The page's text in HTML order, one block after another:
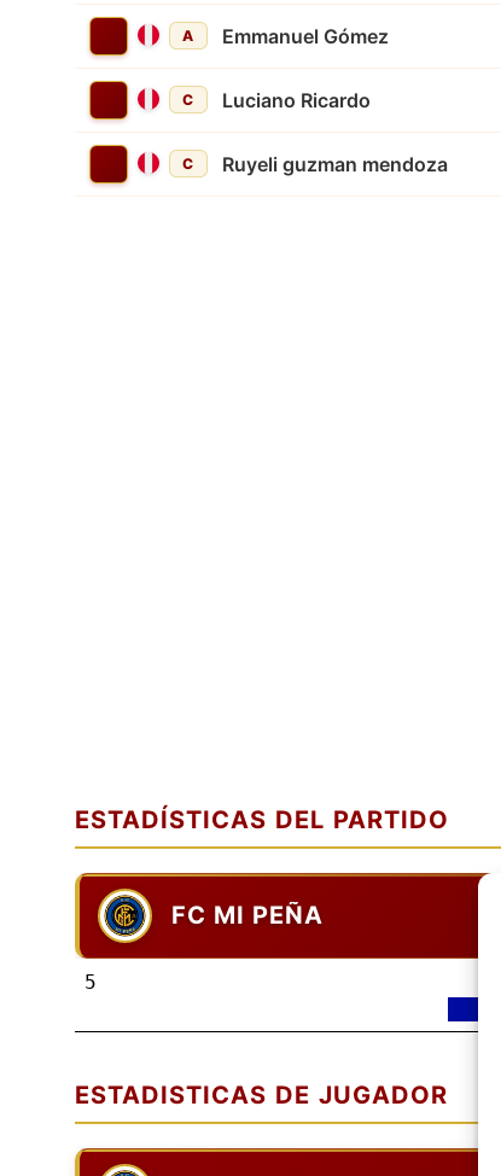
A Emmanuel Gómez
C Luciano Ricardo
C Ruyeli guzman mendoza
ESTADÍSTICAS DEL PARTIDO
FC MI PEÑA
5
ESTADISTICAS DE JUGADOR